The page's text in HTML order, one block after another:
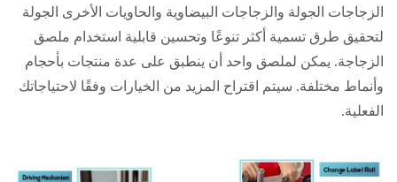
الزجاجات الجولة والزجاجات البيضاوية والحاويات الأخرى الجولة
لتحقيق طرق تسمية أكثر تنوعًا وتحسين قابلية استخدام ملصق
الزجاجة. يمكن لملصق واحد أن ينطبق على عدة منتجات بأحجام
وأنماط مختلفة. سيتم اقتراح المزيد من الخيارات وفقًا لاحتياجاتك
الفعلية.